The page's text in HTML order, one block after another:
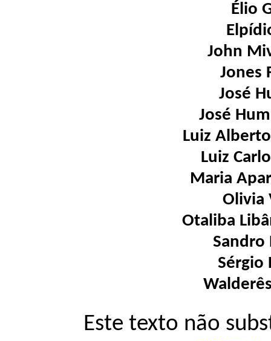
Élio
John
Jones
José
José
Luiz
Luiz
Maria
Olivia
Otaliba
Sandro
Sérgio
Este texto não